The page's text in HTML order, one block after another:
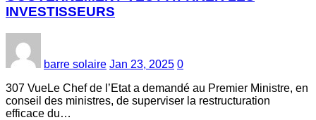
INVESTISSEURS
barre solaire Jan 23, 2025 0
307 VueLe Chef de l’Etat a demandé au Premier Ministre, en
conseil des ministres, de superviser la restructuration
efficace du…